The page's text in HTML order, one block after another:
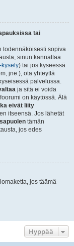
tai
todennäköisesti sopiva
sinun kannattaa
kysely) tai jos kyseessä
jne.), ota yhteyttä
palvelussa.
ja sitä ei voida
on käytössä. Älä
eivät liity
itseensä. Jos lähetät
tämän
jos edes
jos täämä
Hyppää